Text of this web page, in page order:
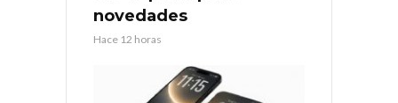
novedades
Hace 12 horas